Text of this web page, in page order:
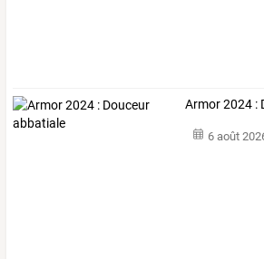
Armor 2024 :
6 août